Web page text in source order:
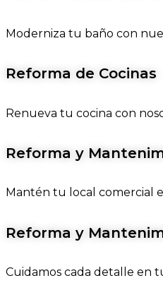
Moderniza tu baño con
Reforma de Cocinas
Renueva tu cocina con
Reforma y
Mantén tu local comercial
Reforma y
Cuidamos cada detalle en